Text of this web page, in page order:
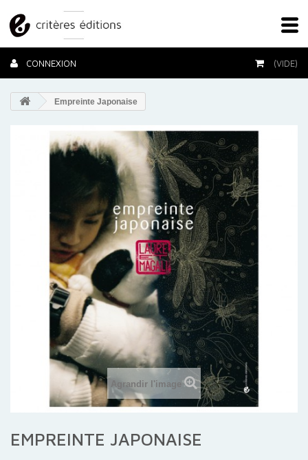
CONNEXION (VIDE)
Empreinte Japonaise
Agrandir l'image
EMPREINTE JAPONAISE